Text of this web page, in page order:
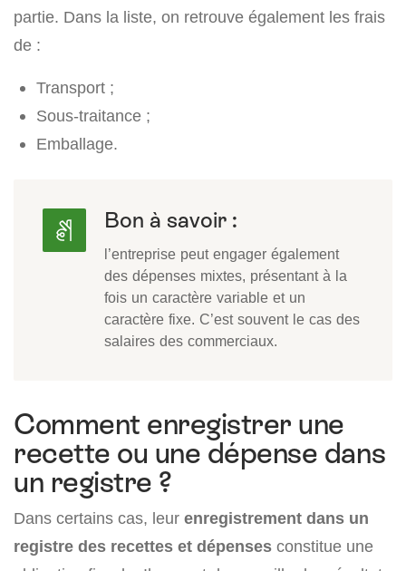
partie. Dans la liste, on retrouve également les frais
de :
Transport ;
Sous-traitance ;
Emballage.
Bon à savoir :
l’entreprise peut engager également
des dépenses mixtes, présentant à la
fois un caractère variable et un
caractère fixe. C’est souvent le cas des
salaires des commerciaux.
Comment enregistrer une
recette ou une dépense dans
un registre ?
Dans certains cas, leur enregistrement dans un
registre des recettes et dépenses constitue une